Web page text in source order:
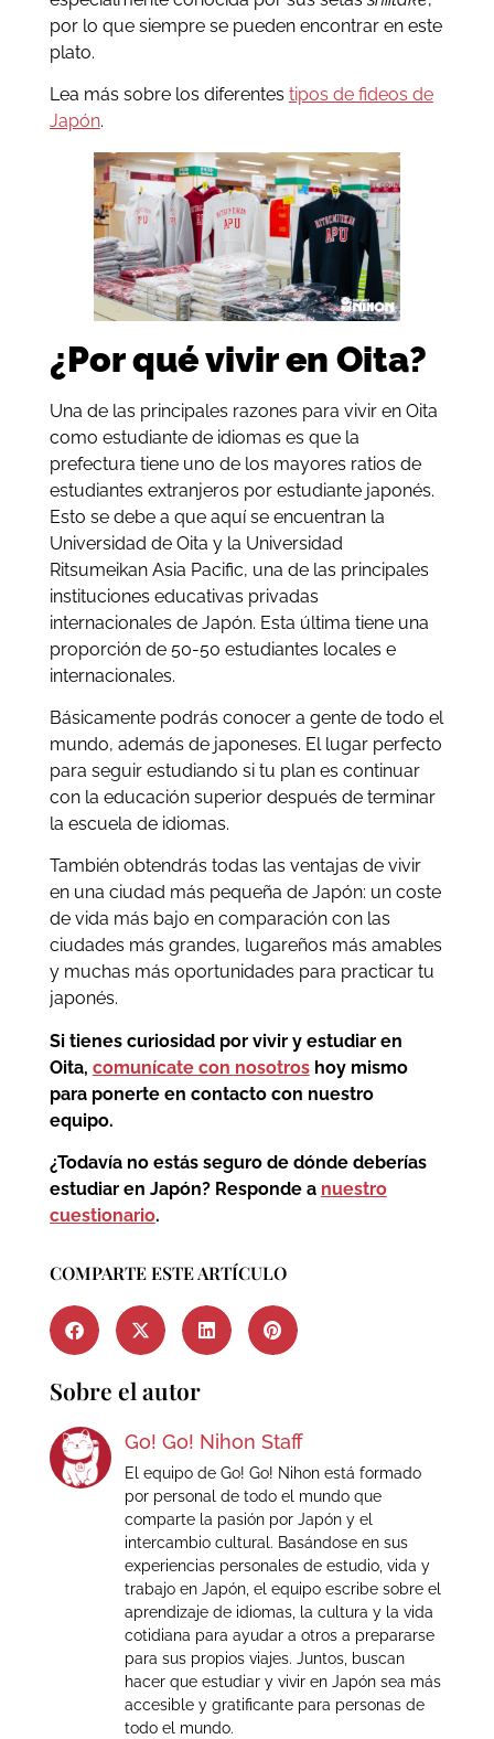
por lo que siempre se pueden encontrar en este
plato.
Lea más sobre los diferentes tipos de fideos de
Japón.
¿Por qué vivir en Oita?
Una de las principales razones para vivir en Oita
como estudiante de idiomas es que la
prefectura tiene uno de los mayores ratios de
estudiantes extranjeros por estudiante japonés.
Esto se debe a que aquí se encuentran la
Universidad de Oita y la Universidad
Ritsumeikan Asia Pacific, una de las principales
instituciones educativas privadas
internacionales de Japón. Esta última tiene una
proporción de 50-50 estudiantes locales e
internacionales.
Básicamente podrás conocer a gente de todo el
mundo, además de japoneses. El lugar perfecto
para seguir estudiando si tu plan es continuar
con la educación superior después de terminar
la escuela de idiomas.
También obtendrás todas las ventajas de vivir
en una ciudad más pequeña de Japón: un coste
de vida más bajo en comparación con las
ciudades más grandes, lugareños más amables
y muchas más oportunidades para practicar tu
japonés.
Si tienes curiosidad por vivir y estudiar en
Oita, comunícate con nosotroshoy mismo
para ponerte en contacto con nuestro
equipo.
¿Todavía no estás seguro de dónde deberías
estudiar en Japón? Responde a nuestro
cuestionario.
COMPARTE ESTE ARTÍCULO
Sobre el autor
Go! Go! Nihon Staff
El equipo de Go! Go! Nihon está formado
por personal de todo el mundo que
comparte la pasión por Japón y el
intercambio cultural. Basándose en sus
experiencias personales de estudio, vida y
trabajo en Japón, el equipo escribe sobre el
aprendizaje de idiomas, la cultura y la vida
cotidiana para ayudar a otros a prepararse
para sus propios viajes. Juntos, buscan
hacer que estudiar y vivir en Japón sea más
accesible y gratificante para personas de
todo el mundo.